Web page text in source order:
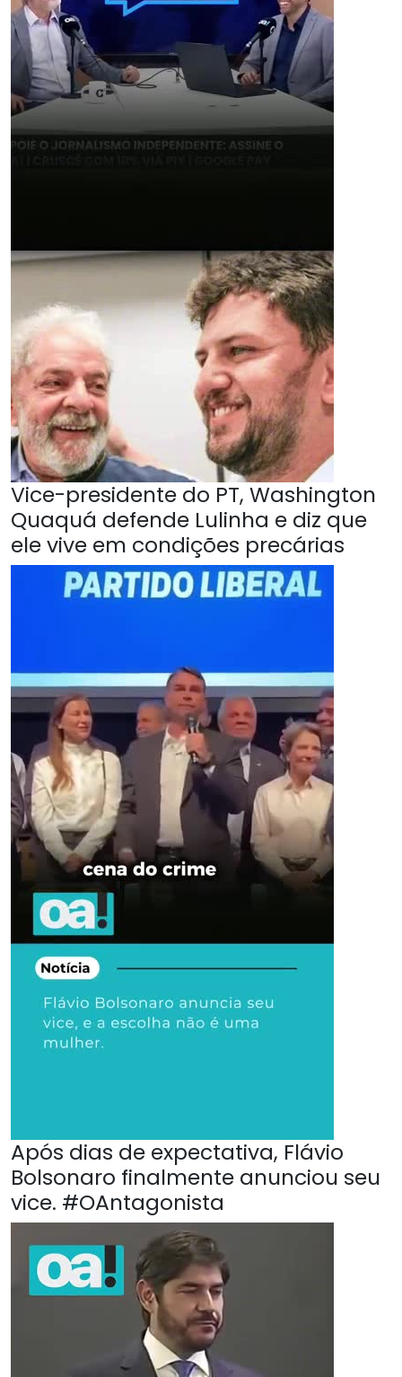
Vice-presidente do PT, Washington
Quaquá defende Lulinha e diz que
ele vive em condições precárias
Após dias de expectativa, Flávio
Bolsonaro finalmente anunciou seu
vice. #OAntagonista